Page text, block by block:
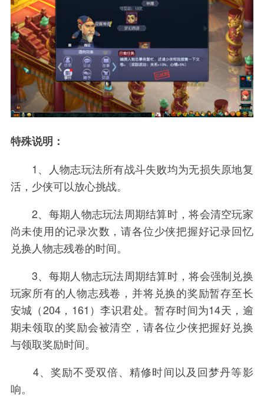
特殊说明：
1、人物志玩法所有战斗失败均为无损失原地复
活，少侠可以放心挑战。
2、每期人物志玩法周期结算时，将会清空玩家
尚未使用的记录次数，请各位少侠把握好记录回忆
兑换人物志残卷的时间。
3、每期人物志玩法周期结算时，将会强制兑换
玩家所有的人物志残卷，并将兑换的奖励暂存至长
安城（204，161）李识君处。暂存时间为14天，逾
期未领取的奖励会被清空，请各位少侠把握好兑换
与领取奖励时间。
4、奖励不受双倍、精修时间以及回梦丹等影
响。